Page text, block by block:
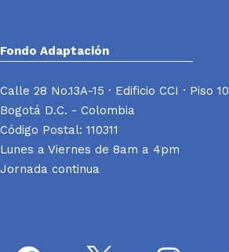
Fondo Adaptación
Calle 28 No.13A-15 · Edificio CCI · Piso 10
Bogotá D.C. - Colombia
Código Postal: 110311
Lunes a Viernes de 8am a 4pm
Jornada continua